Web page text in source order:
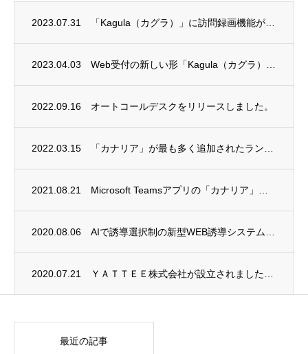
2023.07.31
2023.04.03
2022.09.16 オートコールデスクをリリースしました。
2022.03.15
2021.08.21
2020.08.06
2020.07.21
最近の記事